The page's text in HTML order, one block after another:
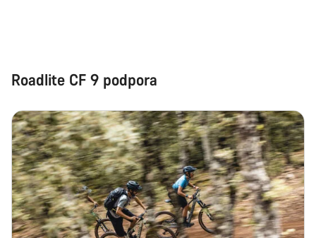
Roadlite CF 9 podpora